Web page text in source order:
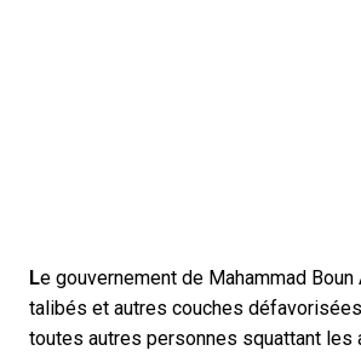
Le gouvernement de Mahammad
talibés et autres couches
toutes autres personnes squattant les